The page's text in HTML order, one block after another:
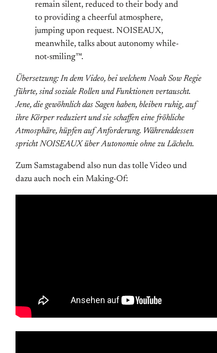
remain silent, reduced to their body and
to providing a cheerful atmosphere,
jumping upon request. NOISEAUX,
meanwhile, talks about autonomy while-
not-smiling™.
Übersetzung: In dem Video, bei welchem Noah Sow Regie
führte, sind soziale Rollen und Funktionen vertauscht.
Jene, die gewöhnlich das Sagen haben, bleiben ruhig, auf
ihre Körper reduziert und sie schaffen eine fröhliche
Atmosphäre, hüpfen auf Anforderung. Währenddessen
spricht NOISEAUX über Autonomie ohne zu Lächeln.
Zum Samstagabend also nun das tolle Video und
dazu auch noch ein Making-Of: